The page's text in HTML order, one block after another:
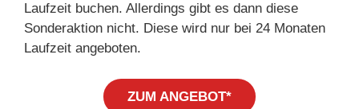
Laufzeit buchen. Allerdings gibt es dann diese
Sonderaktion nicht. Diese wird nur bei 24 Monaten
Laufzeit angeboten.
ZUM ANGEBOT*